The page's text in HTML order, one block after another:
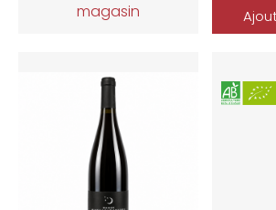
magasin